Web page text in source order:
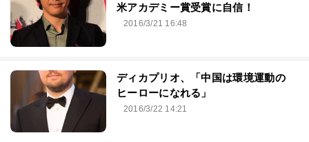
米アカデミー賞受賞に自信！
2016/3/21 16:48
ディカプリオ、「中国は環境運動の
ヒーローになれる」
2016/3/22 14:21